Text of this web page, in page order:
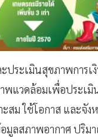
ประเมินสุขภาพการเ
แวดล้อมเพื่อประเมิ
สม ใช้โอกาส และจัง
มูลสภาพอากาศ ปริม